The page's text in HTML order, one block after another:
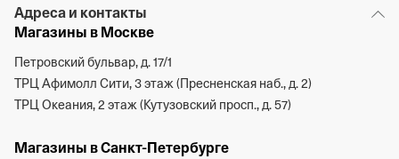
Адреса и контакты
Магазины в Москве
Петровский бульвар, д. 17/1
ТРЦ Афимолл Сити, 3 этаж (Пресненская наб., д. 2)
ТРЦ Океания, 2 этаж (Кутузовский просп., д. 57)
Магазины в Санкт-Петербурге